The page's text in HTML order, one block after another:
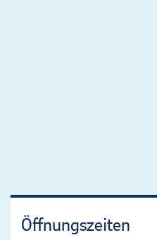
Öffnungszeiten